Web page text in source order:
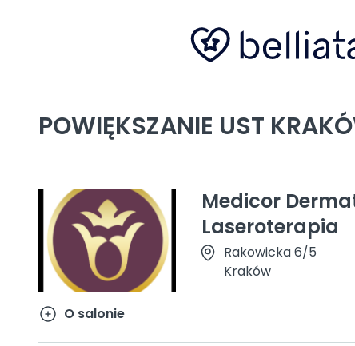
POWIĘKSZANIE UST
Medicor
Laseroterapia
Rakowicka 6/5
Kraków
O salonie